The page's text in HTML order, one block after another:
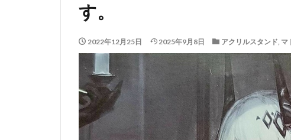
す。
2022年12月25日 2025年9月8日 アクリルスタンド, マ